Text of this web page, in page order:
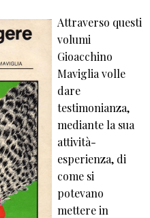
Attraverso questi
volumi
Gioacchino
Maviglia volle
dare
testimonianza,
mediante la sua
attività-
esperienza, di
come si
potevano
mettere in